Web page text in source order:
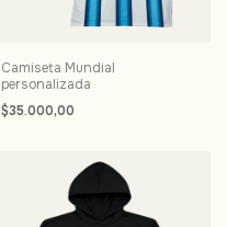
Camiseta Mundial
personalizada
$35.000,00